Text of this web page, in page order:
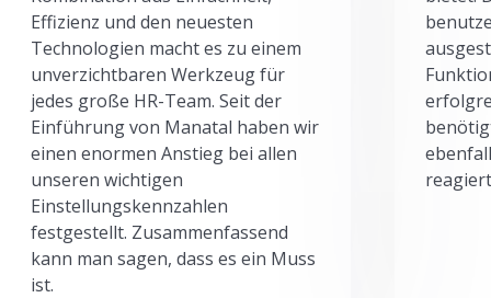
Effizienz und den neuesten
Technologien macht es zu einem
unverzichtbaren Werkzeug für
jedes große HR-Team. Seit der
Einführung von Manatal haben wir
einen enormen Anstieg bei allen
unseren wichtigen
Einstellungskennzahlen
festgestellt. Zusammenfassend
kann man sagen, dass es ein Muss
ist.